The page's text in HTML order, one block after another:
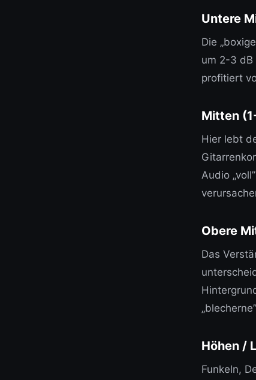
Untere
Die
um 2-3 dB
profitiert
Mitten
Hier lebt
Audio
Obere
Das
Höhen /
Funkeln,